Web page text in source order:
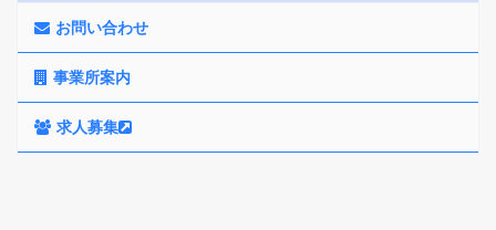
お問い合わせ
事業所案内
求人募集